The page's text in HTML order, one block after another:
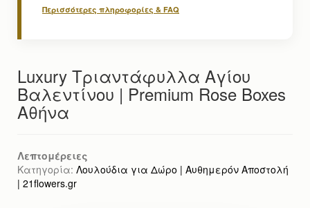
Περισσότερες πληροφορίες & FAQ
Luxury Τριαντάφυλλα Αγίου
Βαλεντίνου | Premium Rose Boxes
Αθήνα
Λεπτομέρειες
Κατηγορία: Λουλούδια για Δώρο | Αυθημερόν Αποστολή
| 21flowers.gr